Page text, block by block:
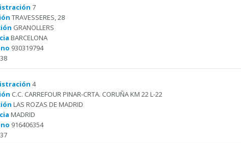
7
TRAVESSERES, 28
GRANOLLERS
BARCELONA
930319794
38
4
C.C. CARREFOUR PINAR-CRTA. CORUÑA KM 22 L-22
LAS ROZAS DE MADRID
MADRID
916406354
37